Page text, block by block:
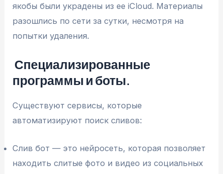
якобы были украдены из ее iCloud. Материалы
разошлись по сети за сутки, несмотря на
попытки удаления.
Специализированные
программы и боты.
Существуют сервисы, которые
автоматизируют поиск сливов:
Слив бот — это нейросеть, которая позволяет
находить слитые фото и видео из социальных